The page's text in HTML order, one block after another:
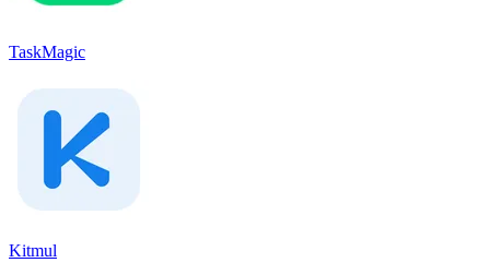
TaskMagic
Kitmul